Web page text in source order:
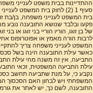
ההתדיינות בבית משפט לענייני
סעיף 1 (2) לחוק בית המשפט
בית המשפט לענייני משפחה, בן/בת
פקעו ובלבד שנושא התובענה נובע
של בן זוגו, הוריו הוריי בני זוגו או
לרבות הורה מאמץ או אפוטרופוס
המשפט לענייני משפחה צריך
כאשר עילת התובענה הינה בשל
התביעה, אין זה משנה מהי עילת
עילת התביעה המשפטית, זכאי
נקבע כי, על מנת שתביעה תחשב
המשפחתי ויש לבחון האם הסכסוך
התובענה, לשם כך, יש לאתר את